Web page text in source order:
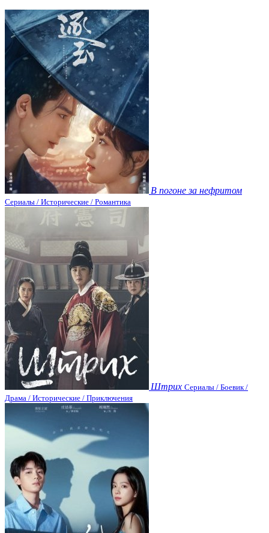
В погоне за нефритом
Сериалы / Исторические / Романтика
Штрих Сериалы / Боевик /
Драма / Исторические / Приключения